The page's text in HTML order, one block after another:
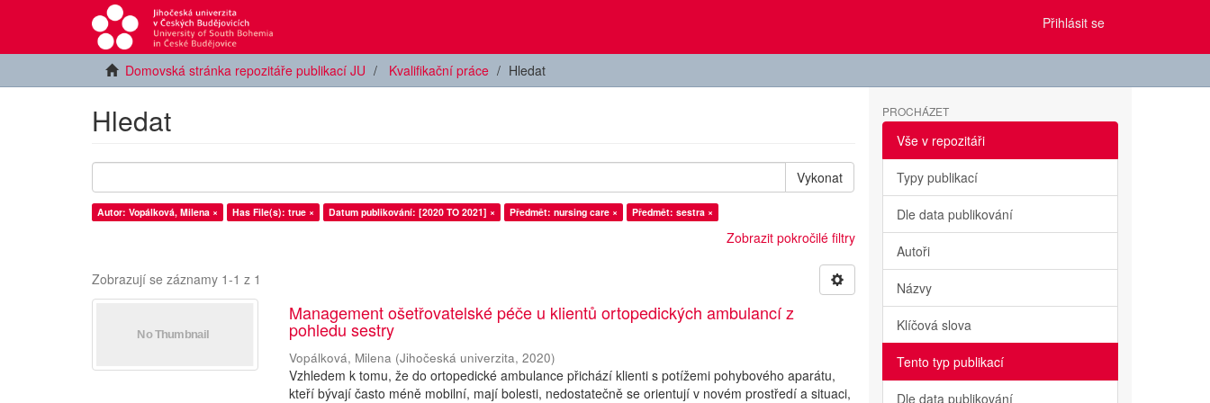
Přihlásit se
Domovská stránka repozitáře publikací JU Kvalifikační práce Hledat
Hledat
Vykonat
Autor: Vopálková, Milena × Has File(s): true × Datum publikování: [2020 TO 2021] × Předmět: nursing care × Předmět: sestra ×
Zobrazit pokročilé filtry
Zobrazují se záznamy 1-1 z 1
Management ošetřovatelské péče u klientů ortopedických ambulancí z
pohledu sestry
Vopálková, Milena (Jihočeská univerzita,2020)
Vzhledem k tomu, že do ortopedické ambulance přichází klienti s potížemi pohybového aparátu,
kteří bývají často méně mobilní, mají bolesti, nedostatečně se orientují v novém prostředí a situaci,
PROCHÁZET
Vše v repozitáři
Typy publikací
Dle data publikování
Autoři
Názvy
Klíčová slova
Tento typ publikací
Dle data publikování